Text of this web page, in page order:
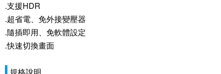
.支援HDR
.超省電、免外接變壓器
.隨插即用、免軟體設定
.快速切換畫面